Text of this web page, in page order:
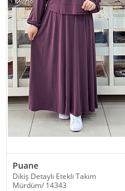
Puane
Dikiş Detaylı Etekli Takım
Mürdüm/ 14343